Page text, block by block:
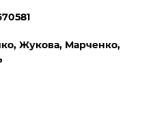
Жукова, Марченко,